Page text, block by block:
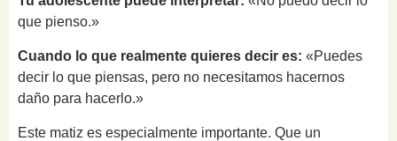
que pienso.»
Cuando lo que realmente quieres decir es: «Puedes
decir lo que piensas, pero no necesitamos hacernos
daño para hacerlo.»
Este matiz es especialmente importante. Que un